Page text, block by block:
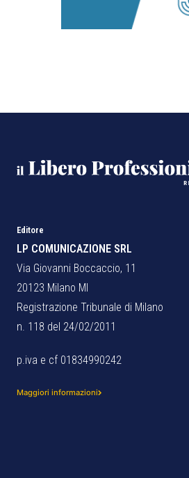
Editore
LP COMUNICAZIONE SRL
Via Giovanni Boccaccio, 11
20123 Milano MI
Registrazione Tribunale di Milano
n. 118 del 24/02/2011
p.iva e cf 01834990242
Maggiori informazioni